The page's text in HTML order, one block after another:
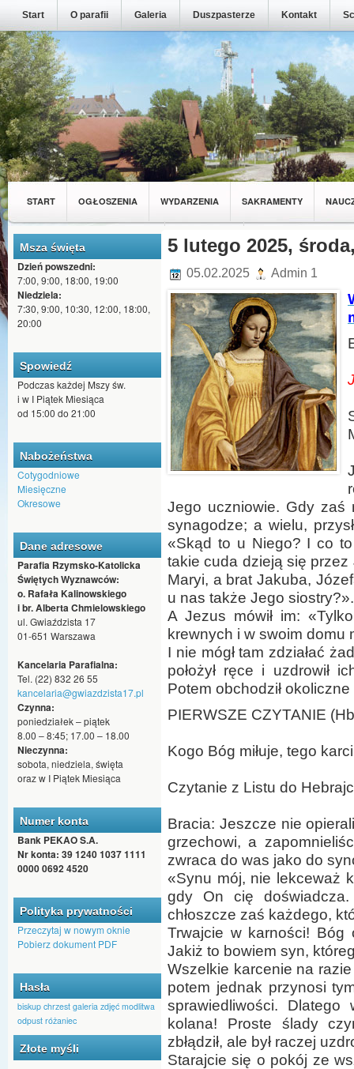
Start O parafii Galeria Duszpasterze Kontakt
START OGŁOSZENIA WYDARZENIA SAKRAMENTY
MŁODZIEŻ Z NASZEJ PARAFII WSPÓLNOTY
Msza święta
Dzień powszedni:
7:00, 9:00, 18:00, 19:00
Niedziela:
7:30, 9:00, 10:30, 12:00, 18:00,
20:00
Spowiedź
Podczas każdej Mszy św.
i w I Piątek Miesiąca
od 15:00 do 21:00
Nabożeństwa
Cotygodniowe
Miesięczne
Okresowe
Dane adresowe
Parafia Rzymsko-Katolicka
Świętych Wyznawców:
o. Rafała Kalinowskiego
i br. Alberta Chmielowskiego
ul. Gwiaździsta 17
01-651 Warszawa
Kancelaria Parafialna:
Tel. (22) 832 26 55
kancelaria@gwiazdzista17.pl
Czynna:
poniedziałek – piątek
8.00 – 8:45; 17.00 – 18.00
Nieczynna:
sobota, niedziela, święta
oraz w I Piątek Miesiąca
Numer konta
Bank PEKAO S.A.
Nr konta: 39 1240 1037 1111
0000 0692 4520
Polityka prywatności
Przeczytaj w nowym oknie
Pobierz dokument PDF
Hasła
biskup chrzest galeria zdjęć modlitwa
odpust różaniec
Złote myśli
5 lutego 2025,
05.02.2025 Admin 1
Jego uczniowie. Gdy zaś
synagodze; a wielu,
«Skąd to u Niego? I co
takie cuda dzieją się
Maryi, a brat Jakuba,
u nas także Jego
A Jezus mówił im:
krewnych i w swoim
I nie mógł tam zdziałać
położył ręce i uzdrowił
Potem obchodził
PIERWSZE CZYTANIE
Kogo Bóg miłuje, tego karci
Czytanie z Listu do
Bracia: Jeszcze nie
grzechowi, a
zwraca do was jako do
«Synu mój, nie lekceważ
gdy On cię
chłoszcze zaś każdego,
Trwajcie w karności!
Jakiż to bowiem syn,
Wszelkie karcenie na
potem jednak przynosi
sprawiedliwości. Dlatego
kolana! Proste ślady
zbłądził, ale był raczej
Starajcie się o pokój ze